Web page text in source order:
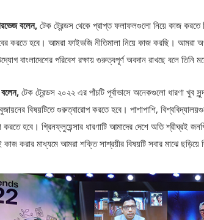
বলেন,টেক ট্রেন্ডস থেকে প্রাপ্ত ফলাফলগুলো নিয়ে কাজ করতে
করতে হবে। আমরা ফাইভজি নীতিমালা নিয়ে কাজ করছি। আমরা
বাংলাদেশের পরিবেশ রক্ষায় গুরুত্বপূর্ণ অবদান রাখছে বলে তিনি
বলেন,টেক ট্রেন্ডস ২০২২ এর পাঁচটি পূর্বাভাসে অনেকগুলো ধারণা খুব
বিষয়টিতে গুরুত্বারোপ করতে হবে। পাশাপাশি,
করতে হবে। গ্রিনফ্লুয়েন্সার ধারণাটি আমাদের দেশে অতি
কাজ করার মাধ্যমে আমরা শক্তি সাশ্রয়ীর বিষয়টি সবার মাঝে ছড়িয়ে